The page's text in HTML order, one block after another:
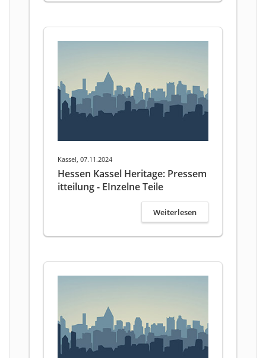
Kassel, 07.11.2024
Hessen Kassel Heritage: Pressem
itteilung - EInzelne Teile
Weiterlesen